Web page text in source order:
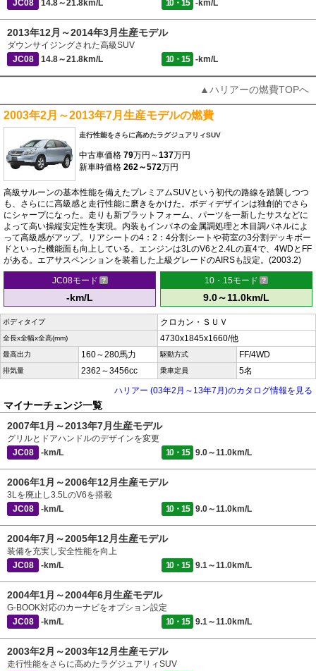
JC08 14.8～21.8km/L 10・15 -km/L
2013年12月～2014年3月生産モデル
ダウンサイジングされた高級SUV
JC08
14.8～21.8km/L 10・15 -km/L
▲ハリアーの燃費TOPへ
2003年2月～2013年7月生産モデルの燃費
走行性能をさらに高めたラグジュアリィSUV
中古車価格 79万円～137万円
新車時価格 262～572万円
高級サルーンの基本性能を備えたプレミアムSUVという初代の路線を踏襲しつつ
も、さらにに高級感と走行性能に磨きをかけた。ボディデザインは独創的でさら
にシャープになった。走りも新プラットフォーム、パーツを一新したサスなどに
よって高い操縦安定性を実現。内装もインパネの金属調処理と木目調パネルによ
って高級感がアップ。リアシートの4：2：4分割シートや荷室の3分割デッキボー
ドといった機能面も向上している。エンジンは3LのV6と2.4Lの直4で、4WDとFF
がある。エアサスペンションを装着した上級グレードのAIRSも設定。(2003.2)
JC08モード
-km/L
10・15モード
9.0～11.0km/L
ボディタイプ クロカン・ＳＵＶ
全長x全幅x全高(mm) 4730x1845x1660/他
最高出力 160～280馬力 駆動方式 FF/4WD
排気量 2362～3456cc 乗車定員
5名
ハリアー (03年2月～13年7月)のカタログ情報を見る
マイナーチェンジ一覧
2007年1月～2013年7月生産モデル
グリルとドアハンドルのデザインを変更
JC08
-km/L 10・15 9.0～11.0km/L
2006年1月～2006年12月生産モデル
3Lを廃止し3.5LのV6を搭載
JC08
-km/L 10・15 9.0～11.0km/L
2004年7月～2005年12月生産モデル
装備を充実し安全性能を向上
JC08
-km/L 10・15 9.1～11.0km/L
2004年1月～2004年6月生産モデル
G-BOOK対応のカーナビをオプション設定
JC08
-km/L 10・15 9.1～11.0km/L
2003年2月～2003年12月生産モデル
走行性能をさらに高めたラグジュアリィSUV